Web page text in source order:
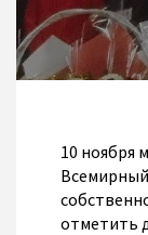
10 ноября
отметить